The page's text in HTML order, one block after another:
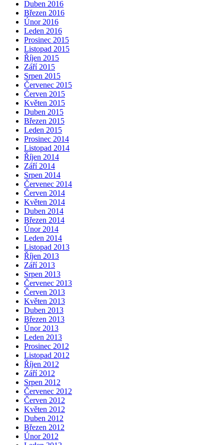
Duben 2016
Březen 2016
Únor 2016
Leden 2016
Prosinec 2015
Listopad 2015
Říjen 2015
Září 2015
Srpen 2015
Červenec 2015
Červen 2015
Květen 2015
Duben 2015
Březen 2015
Leden 2015
Prosinec 2014
Listopad 2014
Říjen 2014
Září 2014
Srpen 2014
Červenec 2014
Červen 2014
Květen 2014
Duben 2014
Březen 2014
Únor 2014
Leden 2014
Listopad 2013
Říjen 2013
Září 2013
Srpen 2013
Červenec 2013
Červen 2013
Květen 2013
Duben 2013
Březen 2013
Únor 2013
Leden 2013
Prosinec 2012
Listopad 2012
Říjen 2012
Září 2012
Srpen 2012
Červenec 2012
Červen 2012
Květen 2012
Duben 2012
Březen 2012
Únor 2012